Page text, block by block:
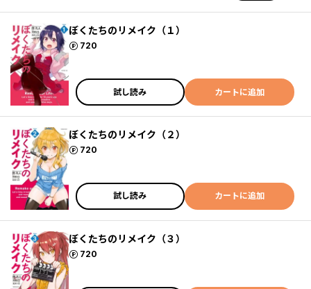
ぼくたちのリメイク（１）
720
ポイント
試し読み カートに追加
ぼくたちのリメイク（２）
720
ポイント
試し読み カートに追加
ぼくたちのリメイク（３）
720
ポイント